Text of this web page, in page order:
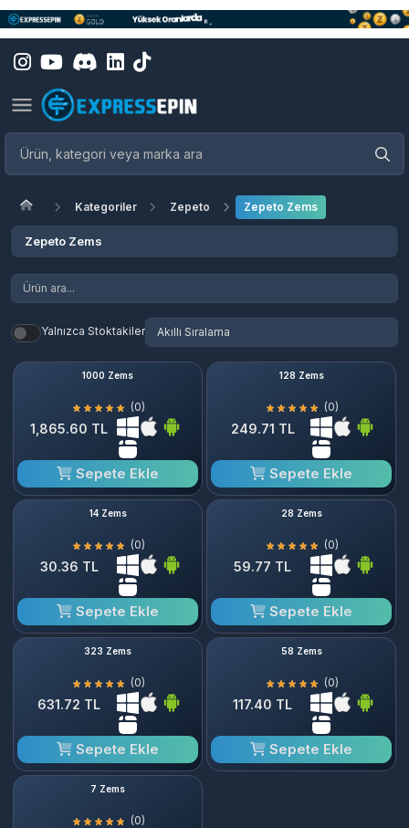
Kategoriler Zepeto Zepeto Zems
Zepeto Zems
Yalnızca Stoktakiler
1000 Zems
(0)
1,865.60 TL
Sepete Ekle
128 Zems
(0)
249.71 TL
Sepete Ekle
14 Zems
(0)
30.36 TL
Sepete Ekle
28 Zems
(0)
59.77 TL
Sepete Ekle
323 Zems
(0)
631.72 TL
Sepete Ekle
58 Zems
(0)
117.40 TL
Sepete Ekle
7 Zems
(0)